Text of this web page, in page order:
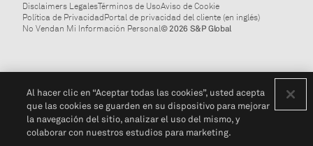
Disclaimers LegalesTérminos de UsoAviso de Cookie
Política de PrivacidadPortal de privacidad del cliente (en inglés)
No Vendan Mi Información Personal© 2026 S&P Global
Al hacer clic en “Aceptar todas las cookies”, usted acepta
que las cookies se guarden en su dispositivo para mejorar
la navegación del sitio, analizar el uso del mismo, y
colaborar con nuestros estudios para marketing.